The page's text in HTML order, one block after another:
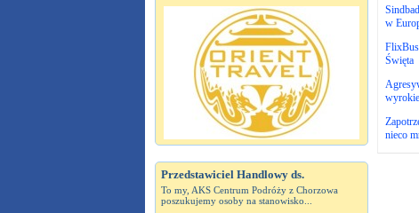
Przedstawiciel Handlowy ds.
To my, AKS Centrum Podróży z Chorzowa
poszukujemy osoby na stanowisko...
w
Święta
nieco